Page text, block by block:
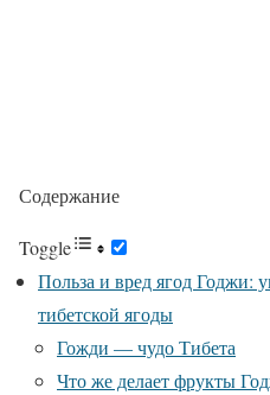
Содержание
Toggle
Польза и вред ягод Годжи:
тибетской ягоды
Гожди — чудо Тибета
Что же делает фрукты